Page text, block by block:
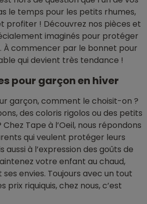
le temps pour les petits rhumes,
profiter ! Découvrez nos pièces et
imaginés pour protéger
À commencer par le bonnet pour
qui devient très tendance !
pour garçon en hiver
garçon, comment le choisit-on ?
des coloris rigolos ou des petits
Tape à l’Oeil, nous répondons
qui veulent protéger leurs
aussi à l’expression des goûts de
votre enfant au chaud,
envies. Toujours avec un tout
prix riquiquis, chez nous, c’est